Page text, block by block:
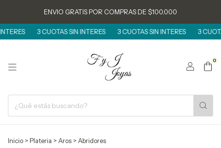
ENVIO GRATIS POR COMPRAS DE $100.000
3 CUOTAS SIN INTERES 3 CUOTAS SIN INTERES 3 CUOTAS
0
Inicio >Plateria > Aros > Abridores